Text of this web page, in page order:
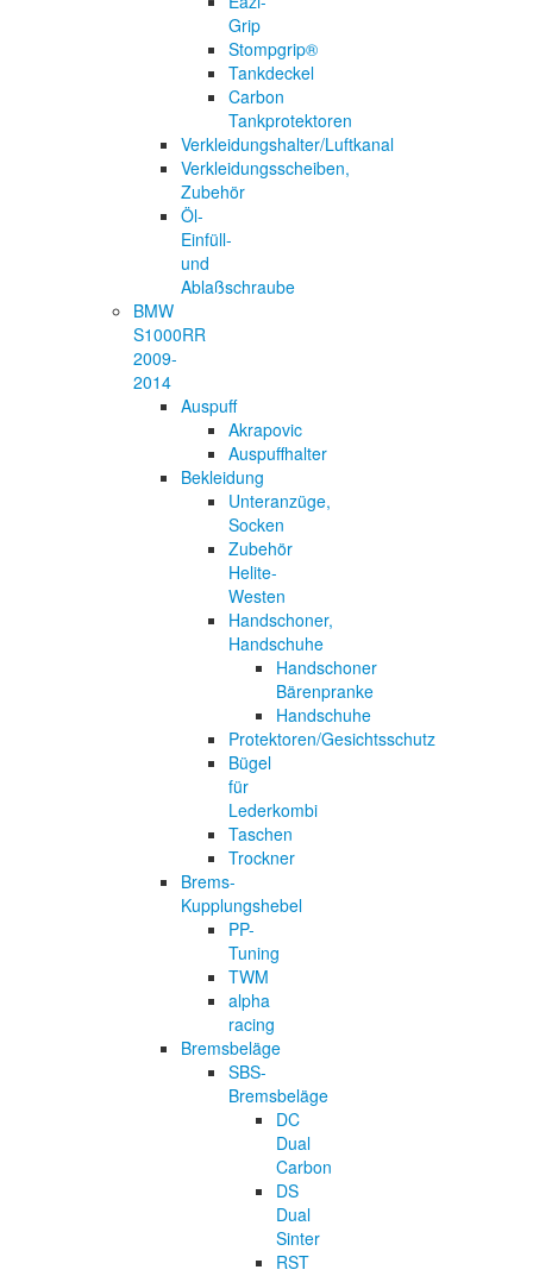
Grip
Stompgrip®
Tankdeckel
Carbon
Tankprotektoren
Verkleidungshalter/Luftkanal
Verkleidungsscheiben,
Zubehör
Öl-
Einfüll-
und
Ablaßschraube
BMW
S1000RR
2009-
2014
Auspuff
Akrapovic
Auspuffhalter
Bekleidung
Unteranzüge,
Socken
Zubehör
Helite-
Westen
Handschoner,
Handschuhe
Handschoner
Bärenpranke
Handschuhe
Protektoren/Gesichtsschutz
Bügel
für
Lederkombi
Taschen
Trockner
Brems-
Kupplungshebel
PP-
Tuning
TWM
alpha
racing
Bremsbeläge
SBS-
Bremsbeläge
DC
Dual
Carbon
DS
Dual
Sinter
RST